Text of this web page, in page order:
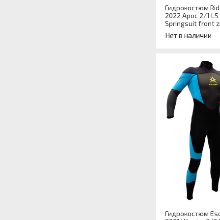
Гидрокостюм
2022 Apoc 2/1 LS
Springsuit front
Нет в наличии
Гидрокостюм